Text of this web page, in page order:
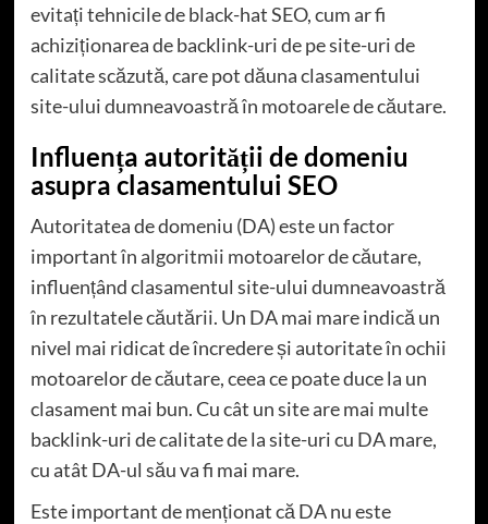
evitați tehnicile de black-hat SEO, cum ar fi
achiziționarea de backlink-uri de pe site-uri de
calitate scăzută, care pot dăuna clasamentului
site-ului dumneavoastră în motoarele de căutare.
Influența autorității de domeniu
asupra clasamentului SEO
Autoritatea de domeniu (DA) este un factor
important în algoritmii motoarelor de căutare,
influențând clasamentul site-ului dumneavoastră
în rezultatele căutării. Un DA mai mare indică un
nivel mai ridicat de încredere și autoritate în ochii
motoarelor de căutare, ceea ce poate duce la un
clasament mai bun. Cu cât un site are mai multe
backlink-uri de calitate de la site-uri cu DA mare,
cu atât DA-ul său va fi mai mare.
Este important de menționat că DA nu este